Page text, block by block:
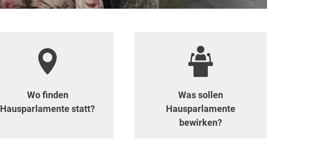
Wo finden
Hausparlamente statt?
Was sollen
Hausparlamente
bewirken?